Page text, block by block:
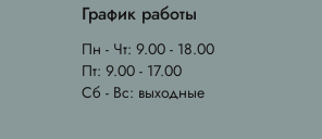
График работы
Пн - Чт: 9.00 - 18.00
Пт: 9.00 - 17.00
Сб - Вс: выходные